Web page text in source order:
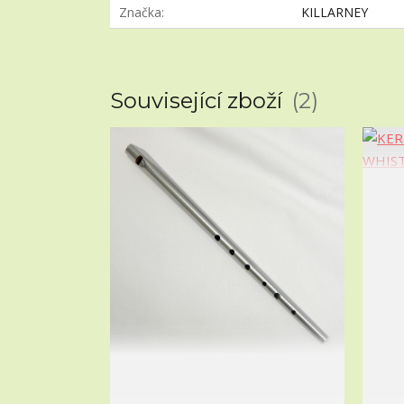
Značka KILLARNEY
Související zboží 2